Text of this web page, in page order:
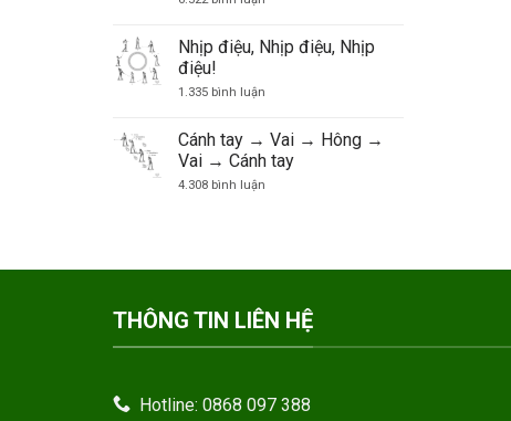
các
suy
khiển
trò
chơi
Nhịp điệu, Nhịp điệu, Nhịp
điệu!
1.335 bình luận
Nhịp
điệu,
Nhịp
Cánh tay → Vai → Hông →
Vai → Cánh tay
4.308 bình luận
Hông
→
Cánh
THÔNG TIN LIÊN HỆ
Hotline: 0868 097 388